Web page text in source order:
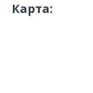
Карта: